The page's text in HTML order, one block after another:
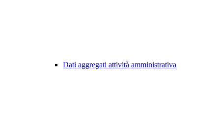
Dati aggregati attività amministrativa